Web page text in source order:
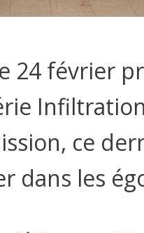
24 février
ce
dans les